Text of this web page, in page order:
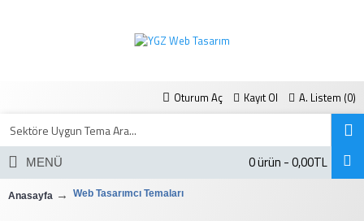
0 ürün - 0,00TL
Oturum Aç Kayıt Ol A. Listem (0)
MENÜ
Anasayfa Web Tasarımcı Temaları